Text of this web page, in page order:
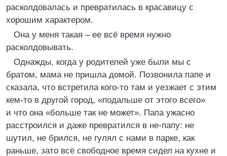
расколдовалась и превратилась в красавицу с
хорошим характером.
Она у меня такая – ее всё время нужно
расколдовывать.
Однажды, когда у родителей уже были мы с
братом, мама не пришла домой. Позвонила папе и
сказала, что встретила кого-то там и уезжает с этим
кем-то в другой город, «подальше от этого всего»
и что она «больше так не может». Папа ужасно
расстроился и даже превратился в не-папу: не
шутил, не брился, не гулял с нами в парке, как
раньше, зато всё свободное время сидел на кухне и